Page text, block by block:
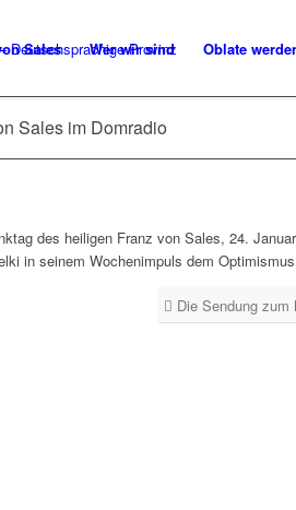
Sales Wer wir sind Oblate
Sales im Domradio
des heiligen Franz von Sales, 24.
in seinem Wochenimpuls dem
Die Sendung zum